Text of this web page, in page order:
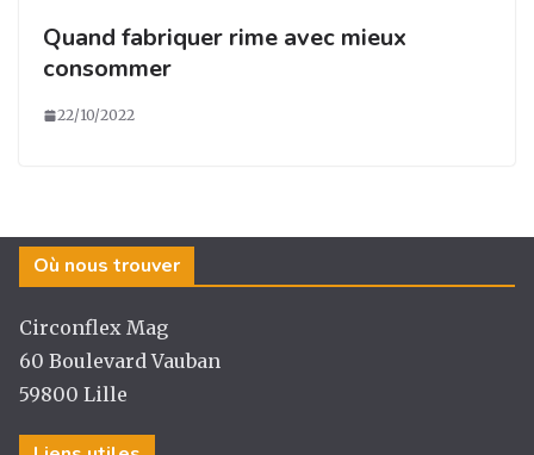
Quand fabriquer rime avec mieux
consommer
22/10/2022
Où nous trouver
Circonflex Mag
60 Boulevard Vauban
59800 Lille